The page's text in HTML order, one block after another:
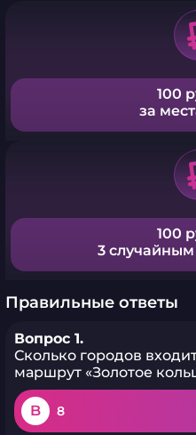
100
за
100
3
Правильные ответы
Вопрос 1.
Сколько городов
маршрут «Золотое
B 8